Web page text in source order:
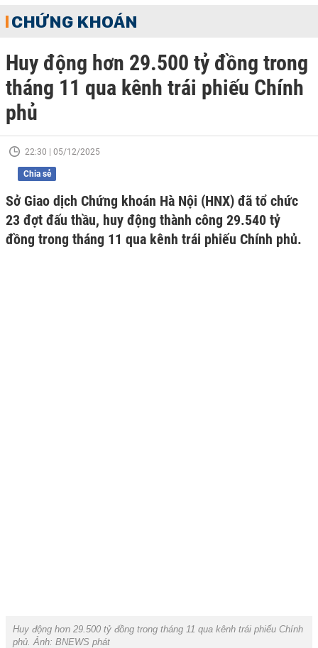
CHỨNG KHOÁN
Huy động hơn 29.500 tỷ đồng trong
tháng 11 qua kênh trái phiếu Chính
phủ
22:30 | 05/12/2025
Chia sẻ
Sở Giao dịch Chứng khoán Hà Nội (HNX) đã tổ chức
23 đợt đấu thầu, huy động thành công 29.540 tỷ
đồng trong tháng 11 qua kênh trái phiếu Chính phủ.
Huy động hơn 29.500 tỷ đồng trong tháng 11 qua kênh trái phiếu Chính
phủ. Ảnh: BNEWS phát